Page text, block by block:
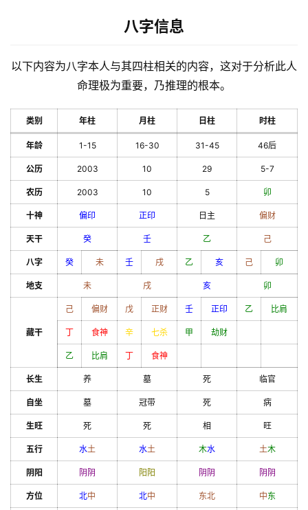
八字信息
以下内容为八字本人与其四柱相关的内容，这对于分析此人
命理极为重要，乃推理的根本。
类别 年柱 月柱 日柱 时柱
年龄 1-15 16-30 31-45 46后
公历 2003 10 29 5-7
农历 2003 10 5 卯
十神 偏印 正印 日主 偏财
天干 癸 壬 乙 己
八字 癸 未 壬 戌 乙 亥 己 卯
地支 未 戌 亥 卯
藏干
己 偏财 戊 正财 壬 正印 乙 比肩
丁 食神 辛 七杀 甲 劫财
乙 比肩 丁 食神
长生 养 墓 死 临官
自坐 墓 冠带 死 病
生旺 死 死 相 旺
五行 水土 水土 木水 土木
阴阳 阴 阴 阳 阳 阴 阴 阴 阴
方位 北中 北中 东北 中东